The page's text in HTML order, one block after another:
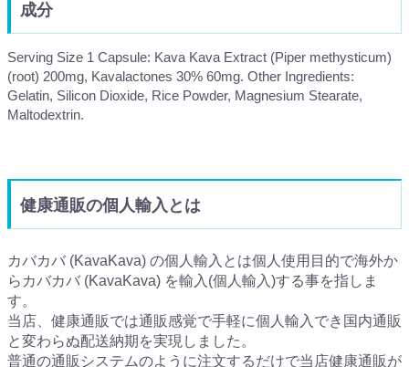
成分
Serving Size 1 Capsule: Kava Kava Extract (Piper methysticum)
(root) 200mg, Kavalactones 30% 60mg. Other Ingredients:
Gelatin, Silicon Dioxide, Rice Powder, Magnesium Stearate,
Maltodextrin.
健康通販の個人輸入とは
カバカバ (KavaKava) の個人輸入とは個人使用目的で海外か
らカバカバ (KavaKava) を輸入(個人輸入)する事を指しま
す。
当店、健康通販では通販感覚で手軽に個人輸入でき国内通販
と変わらぬ配送納期を実現しました。
普通の通販システムのように注文するだけで当店健康通販が